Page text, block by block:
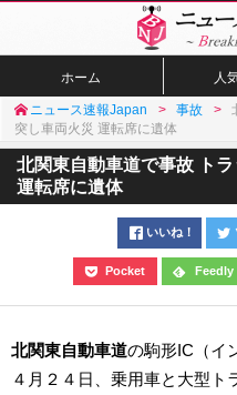
ホーム 人
ニュース速報Japan 事故
突し車両火災 運転席に遺体
北関東自動車道で事故 ト
運転席に遺体
いいね！
Pocket Feedly
北関東自動車道の駒形IC（イ
４月２４日、乗用車と大型ト